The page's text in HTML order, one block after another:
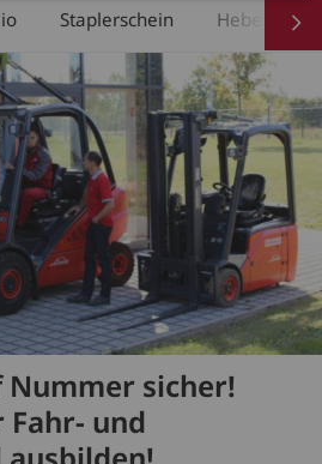
Staplerschein Hebebühne
Nummer sicher!
Fahr- und